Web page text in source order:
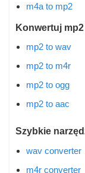
m4a to mp2
Konwertuj
mp2 to wav
mp2 to m4r
mp2 to ogg
mp2 to aac
Szybkie
wav converter
m4r converter